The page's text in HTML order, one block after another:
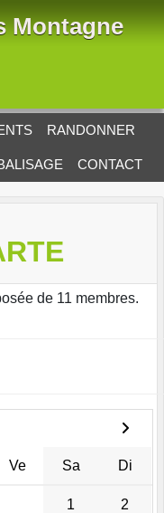
Montagne
RANDONNER
CONTACT
de 11 membres.
Ve Sa Di
1 2